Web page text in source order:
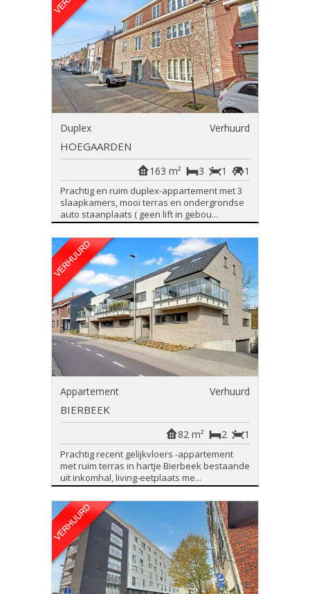
Duplex Verhuurd
HOEGAARDEN
1
1
3
163 m²
Prachtig en ruim duplex-appartement met 3
slaapkamers, mooi terras en ondergrondse
auto staanplaats ( geen lift in gebou...
Appartement Verhuurd
BIERBEEK
1
2
82 m²
Prachtig recent gelijkvloers -appartement
met ruim terras in hartje Bierbeek bestaande
uit inkomhal, living-eetplaats me...